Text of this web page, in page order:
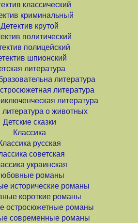
классический
криминальный
Детектив крутой
политический
полицейский
шпионский
литература
литература
литература
литература
литература о животных
Детские сказки
Классика
русская
советская
украинская
романы
исторические романы
короткие романы
остросюжетные романы
современные романы